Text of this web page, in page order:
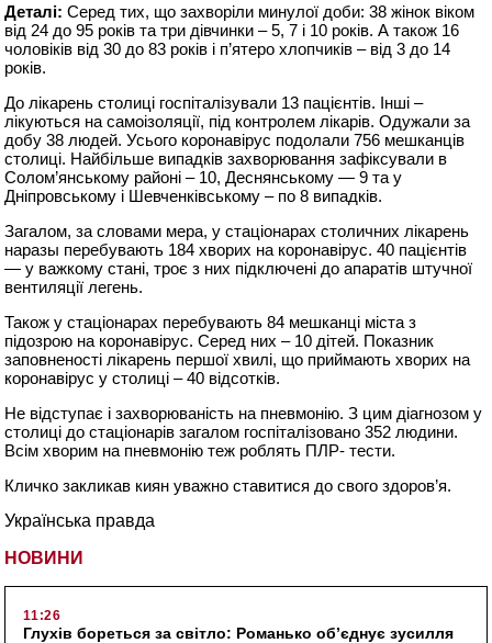
НОВИНИ
11:26
Глухів бореться за світло: Романько об’єднує зусилля
Деталі: Серед тих, що захворіли минулої доби: 38 жінок віком
від 24 до 95 років та три дівчинки – 5, 7 і 10 років. А також 16
чоловікiв від 30 до 83 років і п’ятеро хлопчиків – від 3 до 14
рокiв.
До лікарень столиці госпіталізували 13 пацієнтів. Інші –
лікуються на самоізоляції, під контролем лікарів. Одужали за
добу 38 людей. Усього коронавірус подолали 756 мешканців
столиці. Найбільше випадків захворювання зафіксували в
Солом’янському районі – 10, Деснянському — 9 та у
Дніпровському і Шевченківському – по 8 випадків.
Загалом, за словами мера, у стаціонарах столичних лікарень
наразы перебувають 184 хворих на коронавірус. 40 пацієнтів
— у важкому стані, троє з них підключені до апаратів штучної
вентиляції легень.
Також у стаціонарах перебувають 84 мешканці міста з
підозрою на коронавірус. Серед них – 10 дітей. Показник
заповненості лікарень першої хвилі, що приймають хворих на
коронавірус у столиці – 40 відсотків.
Не відступає і захворюваність на пневмонію. З цим діагнозом у
столиці до стаціонарів загалом госпіталізовано 352 людини.
Всім хворим на пневмонію теж роблять ПЛР- тести.
Кличко закликав киян уважно ставитися до свого здоров’я.
Українська правда